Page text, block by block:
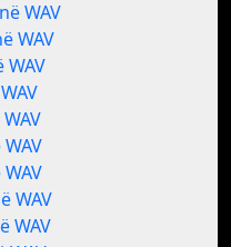
WAV
WAV
WAV
WAV